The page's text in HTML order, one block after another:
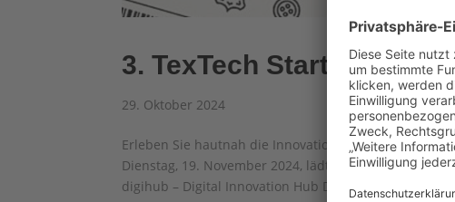
3. TexTech Start-up
29. Oktober 2024
Erleben Sie hautnah die Innovationen und neuesten
Dienstag, 19. November 2024, lädt die WFMG –
digihub – Digital Innovation Hub Düsseldorf/